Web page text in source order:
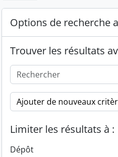
Options de recherche
Trouver les résultats
Ajouter de nouveaux
Limiter les résultats à :
Dépôt